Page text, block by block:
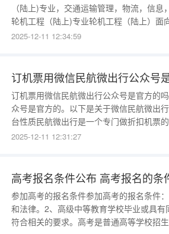
（陆上)专业，交通运输管理，物流，信息
轮机工程（陆上)专业轮机工程（陆上）面
需求，培养适应现代轮机发展趋势，掌握
2025-12-11 12:34:59
订机票用微信民航微出行公众号
订机票用微信民航微出行公众号是官方的
众号是官方的。以下是关于微信民航微出
台性质民航微出行是一个专门做折扣机票
平台具有官方认证和授权，能够为用户提
2025-12-11 12:31:27
高考报名条件公布 高考报名的条
参加高考的报名条件参加高考的报名条件
和法律。2、高级中等教育学校毕业或具
符合相关的要求。高考是普通高等学校招